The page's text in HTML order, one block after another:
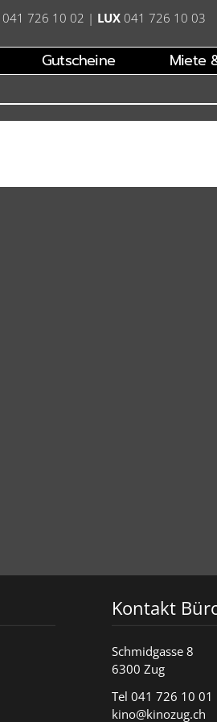
041 726 10 02 | LUX 041 726 10 03
Gutscheine Miete
Kontakt
Schmidgasse 8
6300 Zug
Tel 041 726 10 01
kino@kinozug.ch